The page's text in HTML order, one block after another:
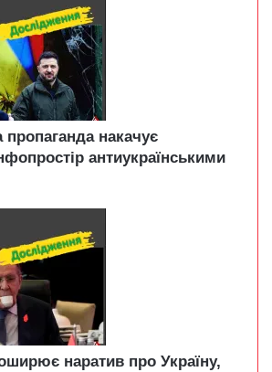
пропаганда накачує
антиукраїнськими
наратив про Україну,